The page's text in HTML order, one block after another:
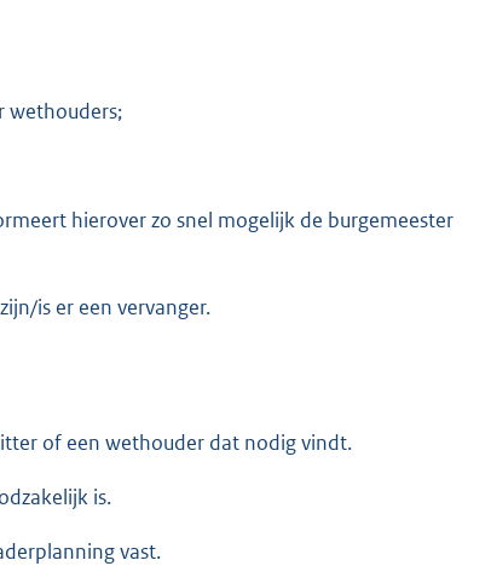
wethouders;
hierover zo snel mogelijk de burgemeester
is er een vervanger.
of een wethouder dat nodig vindt.
is.
vast.